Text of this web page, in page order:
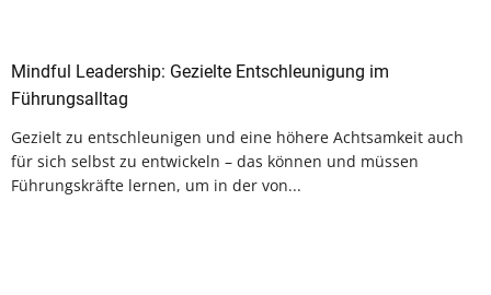
Mindful Leadership: Gezielte Entschleunigung im
Führungsalltag
Gezielt zu entschleunigen und eine höhere Achtsamkeit auch
für sich selbst zu entwickeln – das können und müssen
Führungskräfte lernen, um in der von...